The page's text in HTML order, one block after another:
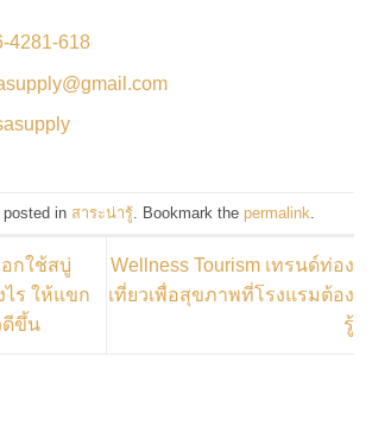
4281-618
in สาระน่ารู้. Bookmark the permalink
กใช้สบู่
ร ให้แขก
ดีขึ้น
Wellness Tourism เทรนด์ท่อง
เที่ยวเพื่อสุขภาพที่โรงแรมต้อง
รู้